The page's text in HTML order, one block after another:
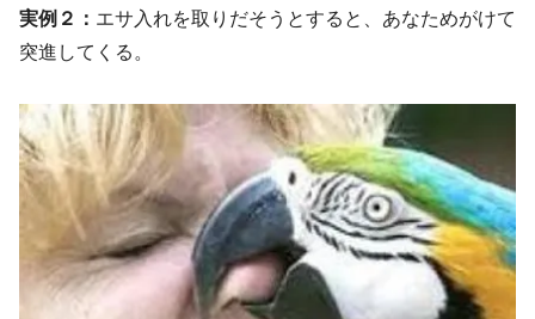
実例２： エサ入れを取りだそうとすると、あなためがけて
突進してくる。